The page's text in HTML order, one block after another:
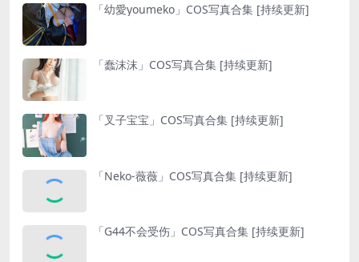
「幼愛youmeko」COS写真合集 [持续更新]
「蠢沫沫」COS写真合集 [持续更新]
「叉子宝宝」COS写真合集 [持续更新]
「Neko-薇薇」COS写真合集 [持续更新]
「G44不会受伤」COS写真合集 [持续更新]